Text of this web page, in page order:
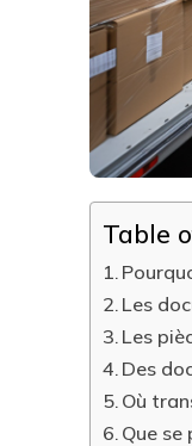
Table
Les
Les
Des
Où
Que